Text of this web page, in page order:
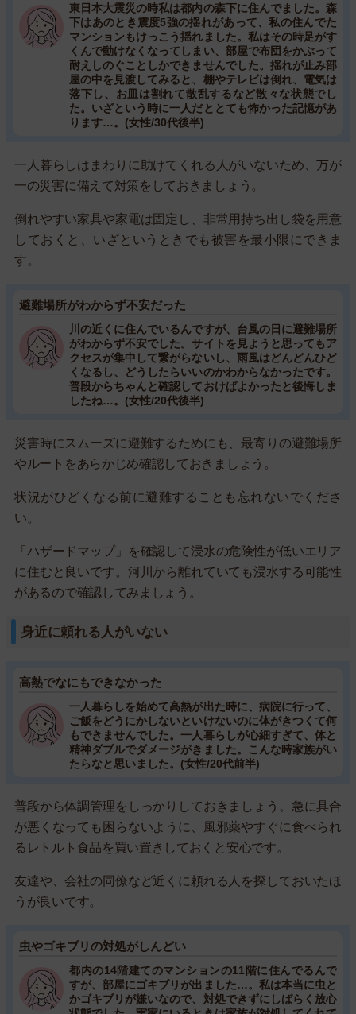
東日本大震災の時私は都内の森下に住んでました。森
下はあのとき震度5強の揺れがあって、私の住んでた
マンションもけっこう揺れました。私はその時足がす
くんで動けなくなってしまい、部屋で布団をかぶって
耐えしのぐことしかできませんでした。揺れが止み部
屋の中を見渡してみると、棚やテレビは倒れ、電気は
落下し、お皿は割れて散乱するなど散々な状態でし
た。いざという時に一人だととても怖かった記憶があ
ります…。(女性/30代後半)
一人暮らしはまわりに助けてくれる人がいないため、万が
一の災害に備えて対策をしておきましょう。
倒れやすい家具や家電は固定し、非常用持ち出し袋を用意
しておくと、いざというときでも被害を最小限にできま
す。
避難場所がわからず不安だった
川の近くに住んでいるんですが、台風の日に避難場所
がわからず不安でした。サイトを見ようと思ってもア
クセスが集中して繋がらないし、雨風はどんどんひど
くなるし、どうしたらいいのかわからなかったです。
普段からちゃんと確認しておけばよかったと後悔しま
したね…。(女性/20代後半)
災害時にスムーズに避難するためにも、最寄りの避難場所
やルートをあらかじめ確認しておきましょう。
状況がひどくなる前に避難することも忘れないでくださ
い。
「ハザードマップ」を確認して浸水の危険性が低いエリア
に住むと良いです。河川から離れていても浸水する可能性
があるので確認してみましょう。
身近に頼れる人がいない
高熱でなにもできなかった
一人暮らしを始めて高熱が出た時に、病院に行って、
ご飯をどうにかしないといけないのに体がきつくて何
もできませんでした。一人暮らしが心細すぎて、体と
精神ダブルでダメージがきました。こんな時家族がい
たらなと思いました。(女性/20代前半)
普段から体調管理をしっかりしておきましょう。急に具合
が悪くなっても困らないように、風邪薬やすぐに食べられ
るレトルト食品を買い置きしておくと安心です。
友達や、会社の同僚など近くに頼れる人を探しておいたほ
うが良いです。
虫やゴキブリの対処がしんどい
都内の14階建てのマンションの11階に住んでるんで
すが、部屋にゴキブリが出ました…。私は本当に虫と
かゴキブリが嫌いなので、対処できずにしばらく放心